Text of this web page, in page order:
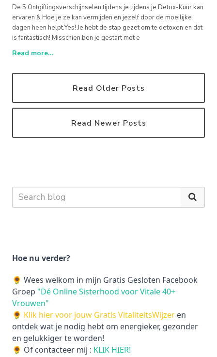
De 5 Ontgiftingsverschijnselen tijdens je tijdens je Detox-Kuur kan
ervaren & Hoe je ze kan vermijden en jezelf door de moeilijke
dagen heen helpt.Yes! Je hebt de stap gezet om te detoxen en dat
is fantastisch! Misschien ben je gestart met e
Read more...
Read Older Posts
Read Newer Posts
Hoe nu verder?
🌻 Wees welkom in mijn Gratis Gesloten Facebook
Groep "Dé Online Sisterhood voor Vitale 40+
Vrouwen"
🌻 Klik hier voor jouw Gratis VitaliteitsWijzer en
ontdek wat je nodig hebt om energieker, gezonder
en gelukkiger te worden!
🌻 Of contacteer mij : KLIK HIER!